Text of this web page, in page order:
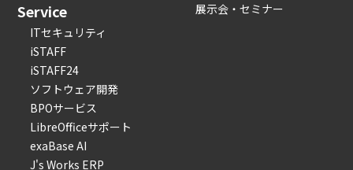
Service
ITセキュリティ
iSTAFF
iSTAFF24
ソフトウェア開発
BPOサービス
LibreOfficeサポート
exaBase AI
J's Works ERP
展示会・セミナー